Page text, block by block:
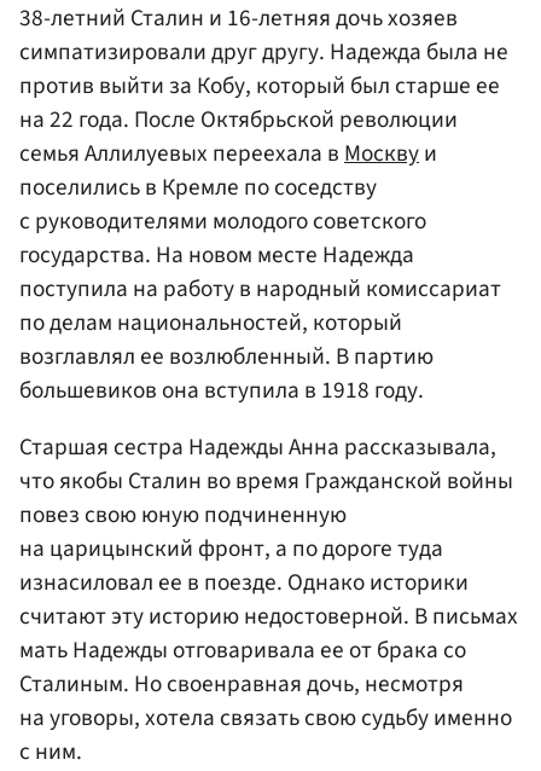
38-летний Сталин и 16-летняя дочь хозяев
симпатизировали друг другу. Надежда была не
против выйти за Кобу, который был старше ее
на 22 года. После Октябрьской революции
семья Аллилуевых переехала вМосквуи
поселились в Кремле по соседству
с руководителями молодого советского
государства. На новом месте Надежда
поступила на работу в народный комиссариат
по делам национальностей, который
возглавлял ее возлюбленный. В партию
большевиков она вступила в 1918 году.
Старшая сестра Надежды Анна рассказывала,
что якобы Сталин во время Гражданской войны
повез свою юную подчиненную
на царицынский фронт, а по дороге туда
изнасиловал ее в поезде. Однако историки
считают эту историю недостоверной. В письмах
мать Надежды отговаривала ее от брака со
Сталиным. Но своенравная дочь, несмотря
на уговоры, хотела связать свою судьбу именно
с ним.